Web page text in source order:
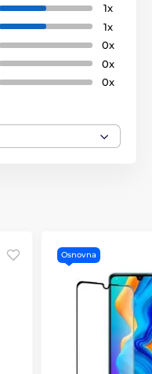
1x
1x
0x
0x
0x
Osnovna